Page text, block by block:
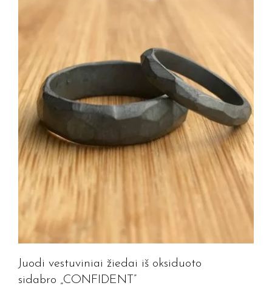
Juodi vestuviniai žiedai iš oksiduoto
sidabro „CONFIDENT”